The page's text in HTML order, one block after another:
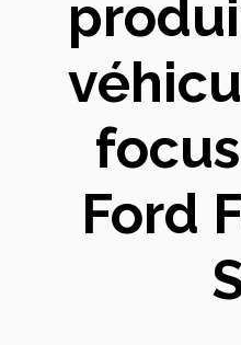
Ford